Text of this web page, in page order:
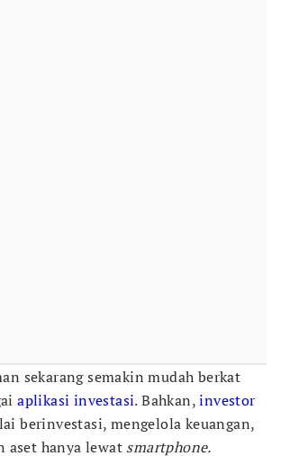
sekarang semakin mudah berkat
aplikasi investasi. Bahkan,investor
berinvestasi, mengelola keuangan,
aset hanya lewat smartphone.